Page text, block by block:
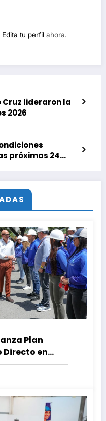
Edita tu perfil ahora.
Cruz lideraron la
2026
próximas 24
Plan
Directo en
Condominio